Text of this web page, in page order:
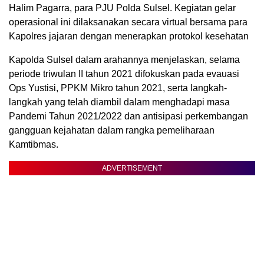
Halim Pagarra, para PJU Polda Sulsel. Kegiatan gelar
operasional ini dilaksanakan secara virtual bersama para
Kapolres jajaran dengan menerapkan protokol kesehatan
Kapolda Sulsel dalam arahannya menjelaskan, selama
periode triwulan II tahun 2021 difokuskan pada evauasi
Ops Yustisi, PPKM Mikro tahun 2021, serta langkah-
langkah yang telah diambil dalam menghadapi masa
Pandemi Tahun 2021/2022 dan antisipasi perkembangan
gangguan kejahatan dalam rangka pemeliharaan
Kamtibmas.
ADVERTISEMENT